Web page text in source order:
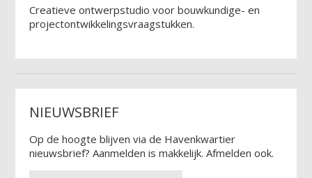
Creatieve ontwerpstudio voor bouwkundige- en
projectontwikkelingsvraagstukken.
NIEUWSBRIEF
Op de hoogte blijven via de Havenkwartier
nieuwsbrief? Aanmelden is makkelijk. Afmelden ook.